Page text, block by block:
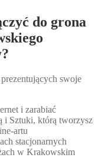
do grona
swoje
i zarabiać
i Sztuki, którą tworzysz
artu
stacjonarnych
w Krakowskim